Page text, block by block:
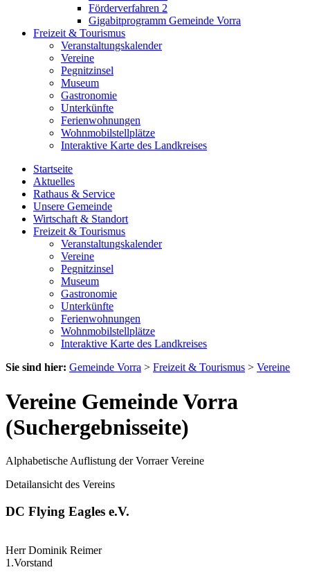
Förderverfahren 2
Gigabitprogramm Gemeinde Vorra
Freizeit & Tourismus
Veranstaltungskalender
Vereine
Pegnitzinsel
Museum
Gastronomie
Unterkünfte
Ferienwohnungen
Wohnmobilstellplätze
Interaktive Karte des Landkreises
Startseite
Aktuelles
Rathaus & Service
Unsere Gemeinde
Wirtschaft & Standort
Freizeit & Tourismus
Veranstaltungskalender
Vereine
Pegnitzinsel
Museum
Gastronomie
Unterkünfte
Ferienwohnungen
Wohnmobilstellplätze
Interaktive Karte des Landkreises
Sie sind hier: Gemeinde Vorra > Freizeit & Tourismus > Vereine
Vereine Gemeinde Vorra
(Suchergebnisseite)
Alphabetische Auflistung der Vorraer Vereine
Detailansicht des Vereins
DC Flying Eagles e.V.
Herr Dominik Reimer
1.Vorstand